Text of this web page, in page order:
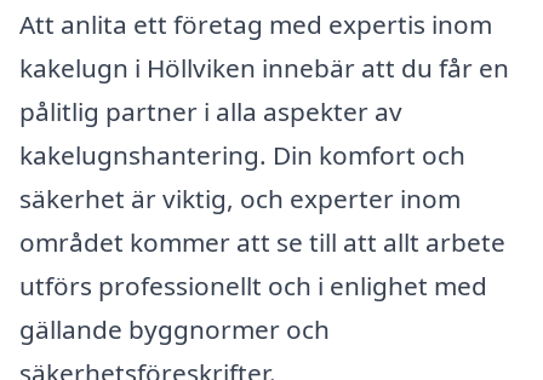
Att anlita ett företag med expertis inom
kakelugn i Höllviken innebär att du får en
pålitlig partner i alla aspekter av
kakelugnshantering. Din komfort och
säkerhet är viktig, och experter inom
området kommer att se till att allt arbete
utförs professionellt och i enlighet med
gällande byggnormer och